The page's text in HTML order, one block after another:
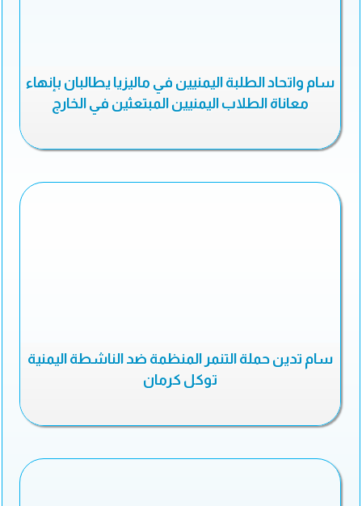
سام واتحاد الطلبة اليمنيين في ماليزيا يطالبان بإنهاء
معاناة الطلاب اليمنيين المبتعثين في الخارج
سام تدين حملة التنمر المنظمة ضد الناشطة اليمنية
توكل كرمان